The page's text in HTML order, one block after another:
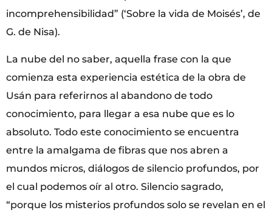
incomprehensibilidad” (‘Sobre la vida de Moisés’, de
G. de Nisa).
La nube del no saber, aquella frase con la que
comienza esta experiencia estética de la obra de
Usán para referirnos al abandono de todo
conocimiento, para llegar a esa nube que es lo
absoluto. Todo este conocimiento se encuentra
entre la amalgama de fibras que nos abren a
mundos micros, diálogos de silencio profundos, por
el cual podemos oír al otro. Silencio sagrado,
“porque los misterios profundos solo se revelan en el